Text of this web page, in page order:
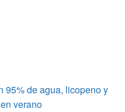
95% de agua, licopeno y
verano